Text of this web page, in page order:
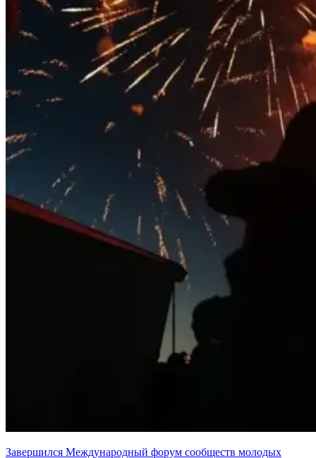
Завершился Международный форум сообществ молодых